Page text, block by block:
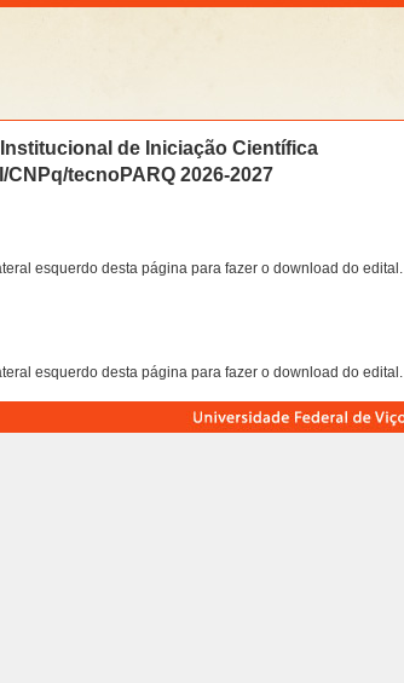
de Iniciação Científica
CNPq/tecnoPARQ 2026-2027
esquerdo desta página para fazer o download do edital.
esquerdo desta página para fazer o download do edital.